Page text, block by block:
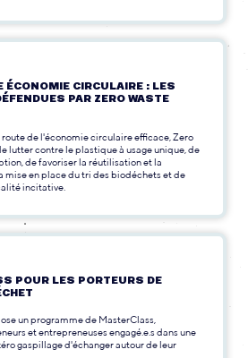
ÉCONOMIE CIRCULAIRE : LES
PAR ZERO WASTE
route de l'économie circulaire efficace, Zero
lutter contre le plastique à usage unique, de
de favoriser la réutilisation et la
mise en place du tri des biodéchets et de
incitative.
POUR LES PORTEURS DE
un programme de MasterClass,
et entrepreneuses engagé.e.s dans une
gaspillage d'échanger autour de leur